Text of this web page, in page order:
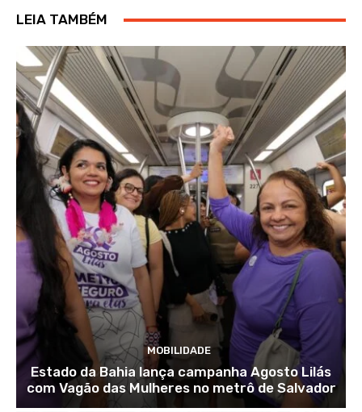
LEIA TAMBÉM
MOBILIDADE
Estado da Bahia lança campanha Agosto Lilás
com Vagão das Mulheres no metrô de Salvador